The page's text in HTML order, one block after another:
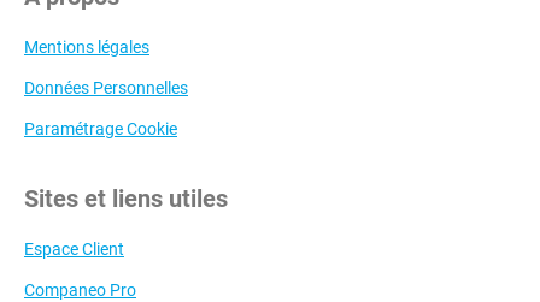
Mentions légales
Données Personnelles
Paramétrage Cookie
Sites et liens utiles
Espace Client
Companeo Pro